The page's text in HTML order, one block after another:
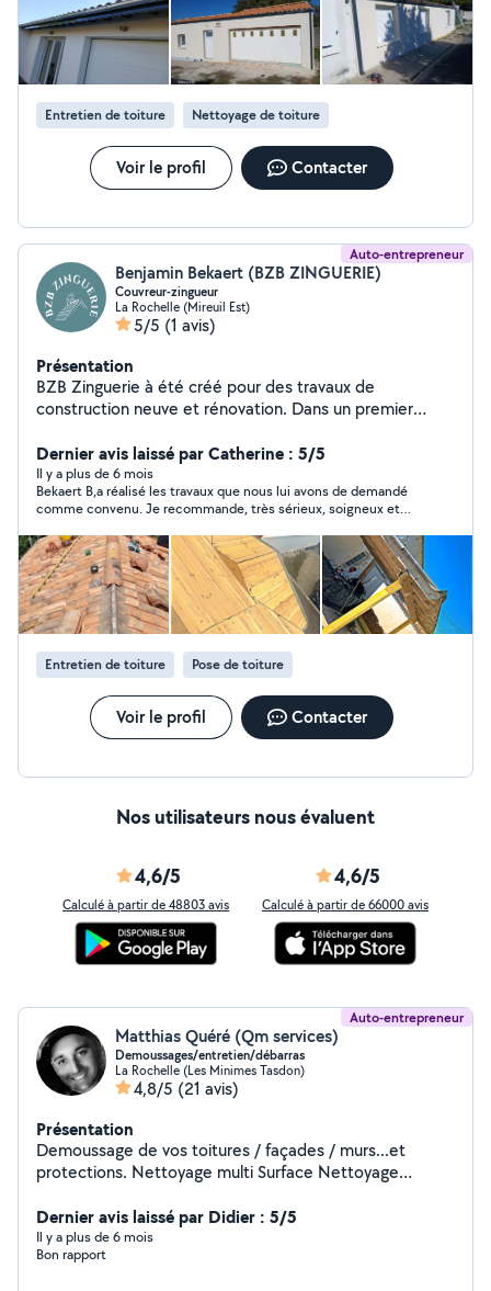
Entretien de toiture Nettoyage de toiture
Voir le profil Contacter
Auto-entrepreneur
Benjamin Bekaert (BZB ZINGUERIE)
Couvreur-zingueur
La Rochelle (Mireuil Est)
5/5 (1 avis)
Présentation
BZB Zinguerie à été créé pour des travaux de
construction neuve et rénovation. Dans un premier
réaliser tout type de petit travaux ainsi que des
couvertures entière.Je privilégie le contact ainsi que le
confort du client mais avant tout un travail qualité et
garantie.
Dernier avis laissé par Catherine : 5/5
Il y a plus de 6 mois
Bekaert B,a réalisé les travaux que nous lui avons de demandé
comme convenu. Je recommande, très sérieux, soigneux et
Entretien de toiture Pose de toiture
Voir le profil Contacter
Nos utilisateurs nous évaluent
4,6/5
Calculé à partir de 48803 avis
4,6/5
Calculé à partir de 66000 avis
Auto-entrepreneur
Matthias Quéré (Qm services)
Demoussages/entretien/débarras
La Rochelle (Les Minimes Tasdon)
4,8/5 (21 avis)
Présentation
Demoussage de vos toitures / façades / murs...et
protections. Nettoyage multi Surface Nettoyage
me ferais un plaisir de mettre à vôtre services mes
compétences acquises dans le privé pour intervenir
professionnellement sur vos projets. Auto-entrepreneur,
Dernier avis laissé par Didier : 5/5
Il y a plus de 6 mois
Bon rapport